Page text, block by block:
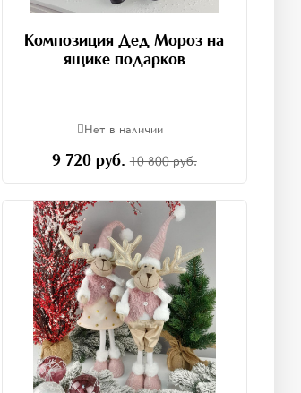
Композиция Дед Мороз на
ящике подарков
Нет в наличии
9 720 руб. 10 800 руб.